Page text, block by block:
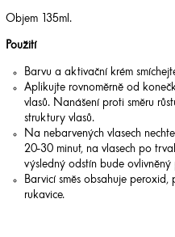
Objem 135ml.
Použití
Barvu a aktivační krém
Aplikujte rovnoměrně od
vlasů. Nanášení proti směru
struktury vlasů.
Na nebarvených vlasech
20-30 minut, na vlasech po
výsledný odstín bude
Barvicí směs obsahuje
rukavice.